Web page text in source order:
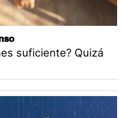
suficiente? Quizá